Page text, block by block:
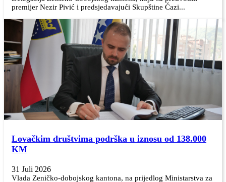
premijer Nezir Pivić i predsjedavajući Skupštine Ćazi...
Lovačkim društvima podrška u iznosu od 138.000
KM
31 Juli 2026
Vlada Zeničko-dobojskog kantona, na prijedlog Ministarstva za